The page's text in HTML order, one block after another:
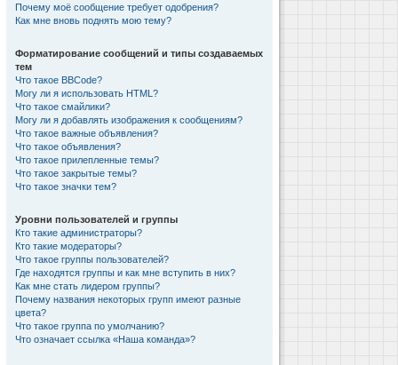
Почему моё сообщение требует одобрения?
Как мне вновь поднять мою тему?
Форматирование сообщений и типы создаваемых
тем
Что такое BBCode?
Могу ли я использовать HTML?
Что такое смайлики?
Могу ли я добавлять изображения к сообщениям?
Что такое важные объявления?
Что такое объявления?
Что такое прилепленные темы?
Что такое закрытые темы?
Что такое значки тем?
Уровни пользователей и группы
Кто такие администраторы?
Кто такие модераторы?
Что такое группы пользователей?
Где находятся группы и как мне вступить в них?
Как мне стать лидером группы?
Почему названия некоторых групп имеют разные
цвета?
Что такое группа по умолчанию?
Что означает ссылка «Наша команда»?